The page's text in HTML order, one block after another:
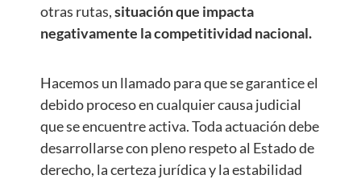
otras rutas,situación que impacta
negativamente la competitividad nacional.
Hacemos un llamado para que se garantice el
debido proceso en cualquier causa judicial
que se encuentre activa. Toda actuación debe
desarrollarse con pleno respeto al Estado de
derecho, la certeza jurídica y la estabilidad